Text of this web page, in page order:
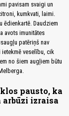
pavisam svaigi un
kumkvati, laimi.
ēdienkartē. Daudziem
avots imunitātes
patēriņš nav
veselību, cik
no šiem augļiem būtu
pausto, ka
izraisa